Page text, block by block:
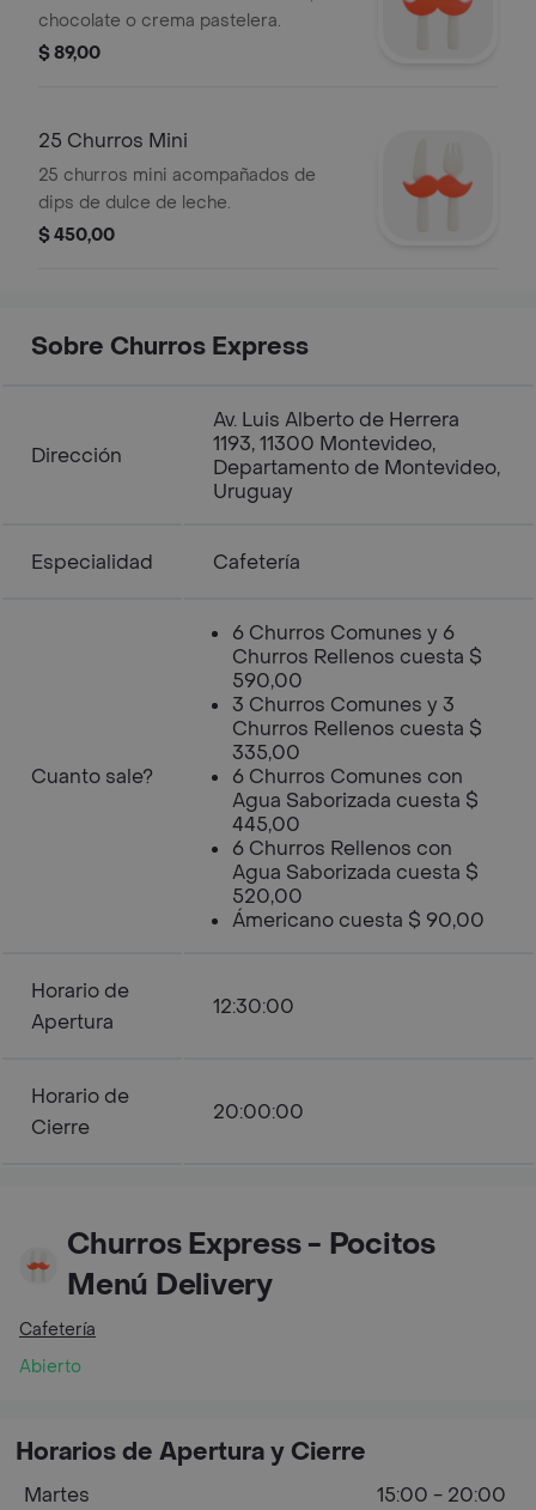
chocolate o crema pastelera.
$ 89,00
25 Churros Mini
25 churros mini acompañados de
dips de dulce de leche.
$ 450,00
Sobre Churros Express
Dirección
Av. Luis Alberto de Herrera
1193, 11300 Montevideo,
Departamento de Montevideo,
Uruguay
Especialidad Cafetería
Cuanto sale?
6 Churros Comunes y 6
Churros Rellenos cuesta $
590,00
3 Churros Comunes y 3
Churros Rellenos cuesta $
335,00
6 Churros Comunes con
Agua Saborizada cuesta $
445,00
6 Churros Rellenos con
Agua Saborizada cuesta $
520,00
Ámericano cuesta $ 90,00
Horario de
Apertura
12:30:00
Horario de
Cierre
20:00:00
Churros Express - Pocitos
Menú Delivery
Cafetería
Abierto
Horarios de Apertura y Cierre
Martes
15:00 - 20:00